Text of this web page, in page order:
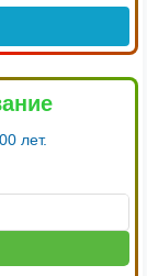
лет.